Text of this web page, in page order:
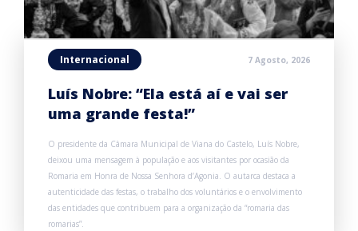
Internacional 7 Agosto, 2026
Luís Nobre: “Ela está aí e vai ser
uma grande festa!”
O presidente da Câmara Municipal de Viana do Castelo, Luís Nobre,
deixou uma mensagem à população e aos visitantes por ocasião da
Romaria em Honra de Nossa Senhora d’Agonia. O autarca destaca a
autenticidade das festas, o trabalho dos voluntários e o envolvimento
das entidades que contribuem para a organização da “romaria das
romarias”.